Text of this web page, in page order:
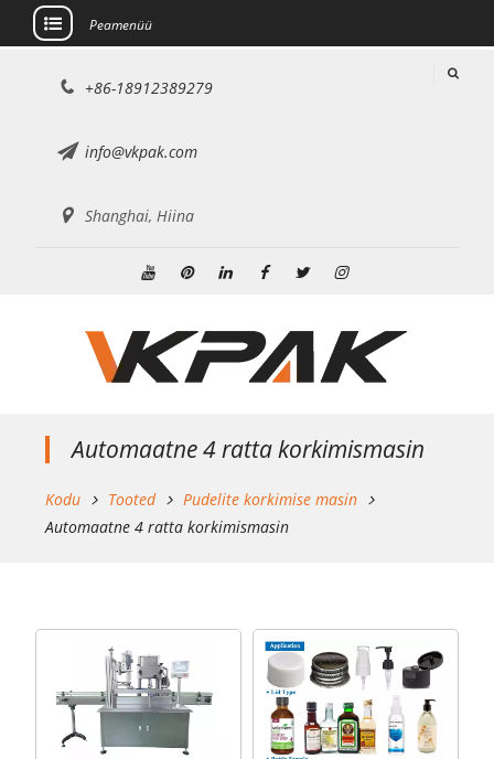
Peamenüü
+86-18912389279
info@vkpak.com
Shanghai, Hiina
Automaatne 4 ratta korkimismasin
Kodu Tooted
Pudelite korkimise masin
Automaatne 4 ratta korkimismasin